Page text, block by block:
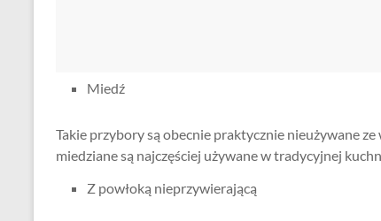
Miedź
Takie przybory są obecnie praktycznie nieużywane
miedziane są najczęściej używane w tradycyjnej
Z powłoką nieprzywierającą